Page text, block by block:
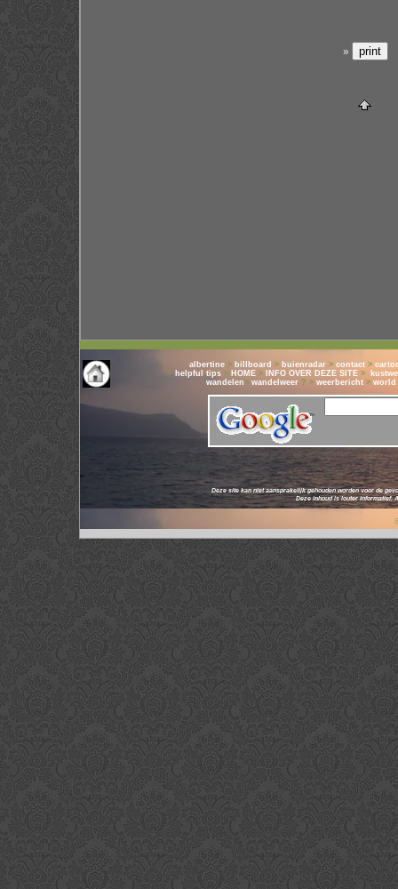
»
albertine > billboard > buienradar > contact >
> helpful tips > HOME > INFO OVER DEZE SITE >
wandelen> wandelweer ? > weerbericht > world
Deze site kan niet aansprakelijk gehouden worden voor de
Deze inhoud is louter informatief.